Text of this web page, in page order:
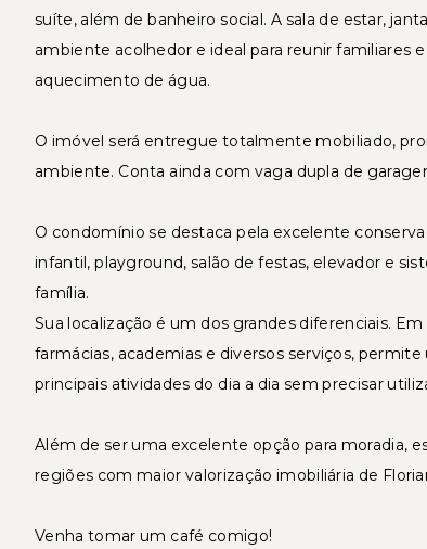
suíte, além de banheiro social. A sala de estar,
ambiente acolhedor e ideal para reunir familiares
aquecimento de água.
O imóvel será entregue totalmente mobiliado,
ambiente. Conta ainda com vaga dupla de
O condomínio se destaca pela excelente
infantil, playground, salão de festas, elevador e
família.
Sua localização é um dos grandes diferenciais.
farmácias, academias e diversos serviços,
principais atividades do dia a dia sem precisar
Além de ser uma excelente opção para
regiões com maior valorização imobiliária de
Venha tomar um café comigo!